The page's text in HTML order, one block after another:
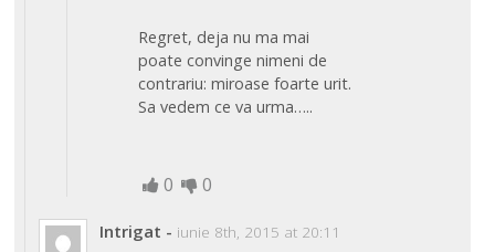
Regret, deja nu ma mai
poate convinge nimeni de
contrariu: miroase foarte urit.
Sa vedem ce va urma…..
0 0
Intrigat - iunie 8th, 2015 at 20:11